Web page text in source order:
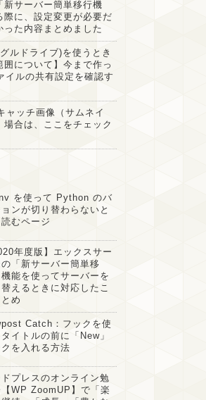
新サーバー簡単移行機
際に、設定変更が必要だ
った内容まとめました
ルドライブ)を使うとき
について】今まで作っ
ルの共有設定を確認す
ャッチ画像（サムネイ
場合は、ここをチェック
を使って Python のバ
ンが切り替わらないと
読むページ
年度版】エックスサー
「新サーバー簡単移
能を使ってサーバーを
えるときに対応したこ
め
Catch：フックを使
イトルの前に「New」
を入れる方法
ドプレスのオンライン勉
WP ZoomUP】で「楽